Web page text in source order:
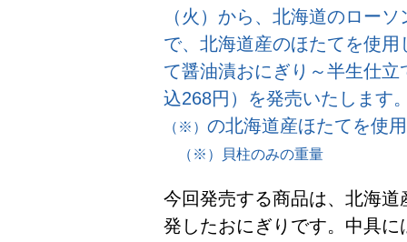
（火）から、北海道のロー
で、北海道産のほたてを使
て醤油漬おにぎり～半生仕
込268円）を発売いたします
（※） の北海道産ほたてを使
（※）貝柱のみの重量
今回発売する商品は、北海
発したおにぎりです。中具